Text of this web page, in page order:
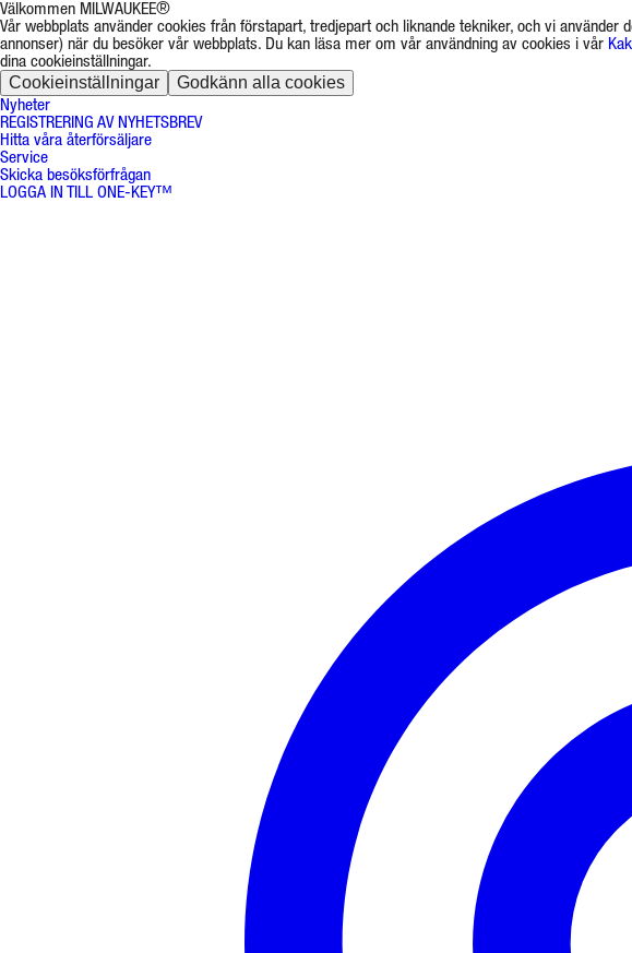
Välkommen MILWAUKEE®
Vår webbplats använder cookies från förstapart, tredjepart och liknande tekniker, och vi
annonser) när du besöker vår webbplats. Du kan läsa mer om vår användning av cookies i vår
dina cookieinställningar.
Cookieinställningar Godkänn alla cookies
Nyheter
REGISTRERING AV NYHETSBREV
Hitta våra återförsäljare
Service
Skicka besöksförfrågan
LOGGA IN TILL ONE-KEY™